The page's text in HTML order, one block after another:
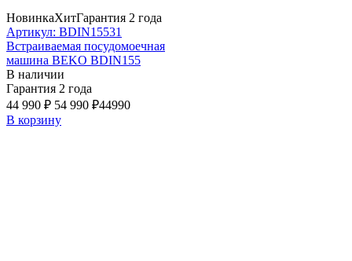
НовинкаХитГарантия 2 года
Артикул: BDIN15531
Встраиваемая посудомоечная
машина BEKO BDIN155
В наличии
Гарантия 2 года
44 990 ₽ 54 990 ₽44990
В корзину